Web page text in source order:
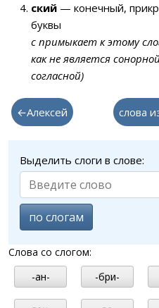
ский — конечный,
буквы
с примыкает к этому
как не является
согласной)
←Алексей слова
Выделить слоги в слове:
по слогам
Слова со слогом:
-ан-
-бри-